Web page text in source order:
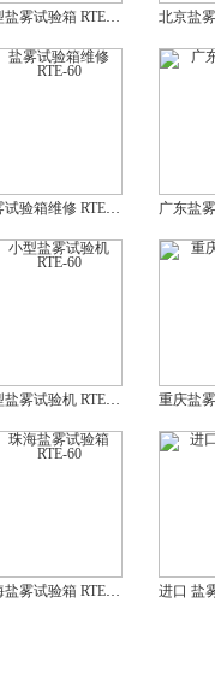
小型盐雾试验箱 RTE-60
盐雾试验箱维修 RTE-60
小型盐雾试验机 RTE-60
珠海盐雾试验箱 RTE-60